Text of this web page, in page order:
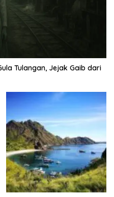
Tulangan, Jejak Gaib dari